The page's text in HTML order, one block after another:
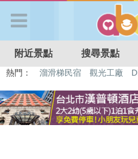
APP登入
首 頁
附近景點 搜尋景點
熱門： 特色遊戲場 親子住房優惠